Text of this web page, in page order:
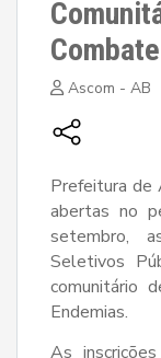
Ascom - AB
Prefeitura de
abertas no
setembro,
Seletivos
comunitário
Endemias.
As